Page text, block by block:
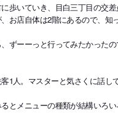
歩いていき、目白三丁目の交
お店自体は2階にあるので、知
ずーーっと行ってみたかった
1人。マスターと気さくに話し
とメニューの種類が結構いろい